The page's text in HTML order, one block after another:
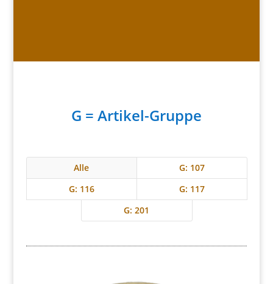
G = Artikel-Gruppe
Alle
G: 107
G: 116
G: 117
G: 201